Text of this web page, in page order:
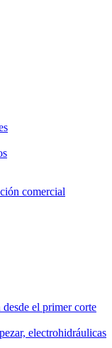
comercial
el primer corte
electrohidráulicas